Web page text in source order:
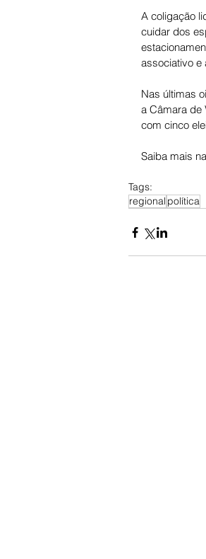
A coligação
cuidar dos
associativo e
Nas últimas
a Câmara de
com cinco
Saiba mais
Tags:
regional política